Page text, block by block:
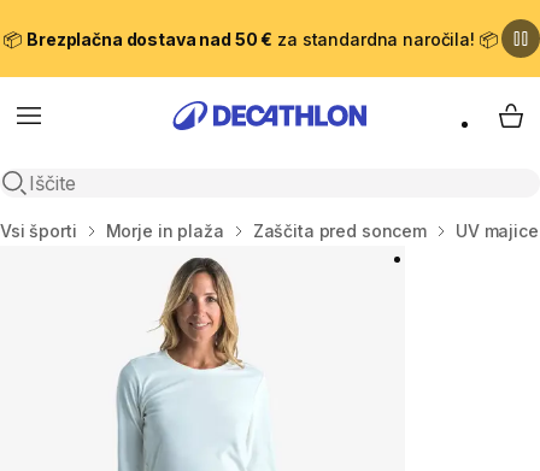
📦 Brezplačna dostava nad 50 € za standardna naročila! 📦
Meni
Odpri iskanje
Domov
Vsi športi Morje in plaža Zaščita pred soncem UV majice